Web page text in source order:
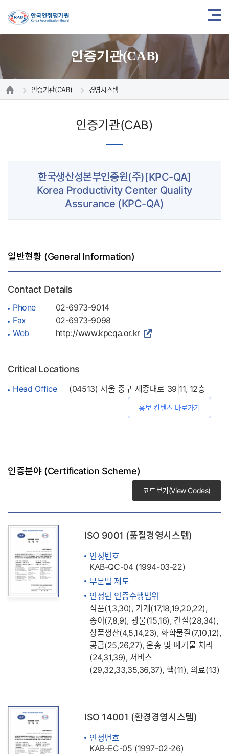
인증기관(CAB)
인증기관(CAB) 경영시스템
인증기관(CAB)
한국생산성본부인증원(주)[KPC-QA]
Korea Productivity Center Quality
Assurance (KPC-QA)
일반현황 (General Information)
Contact Details
Phone
02-6973-9014
Fax
02-6973-9098
Web
http://www.kpcqa.or.kr
Critical Locations
Head Office (04513) 서울 중구 세종대로 39|11, 12층
홍보 컨텐츠 바로가기
인증분야 (Certification Scheme)
코드보기(View Codes)
ISO 9001 (품질경영시스템)
인정번호
KAB-QC-04 (1994-03-22)
부분별 제도
인정된 인증수행범위
식품(1,3,30), 기계(17,18,19,20,22),
종이(7,8,9), 광물(15,16), 건설(28,34),
상품생산(4,5,14,23), 화학물질(7,10,12),
공급(25,26,27), 운송 및 폐기물 처리
(24,31,39), 서비스
(29,32,33,35,36,37), 핵(11), 의료(13)
ISO 14001 (환경경영시스템)
인정번호
KAB-EC-05 (1997-02-26)